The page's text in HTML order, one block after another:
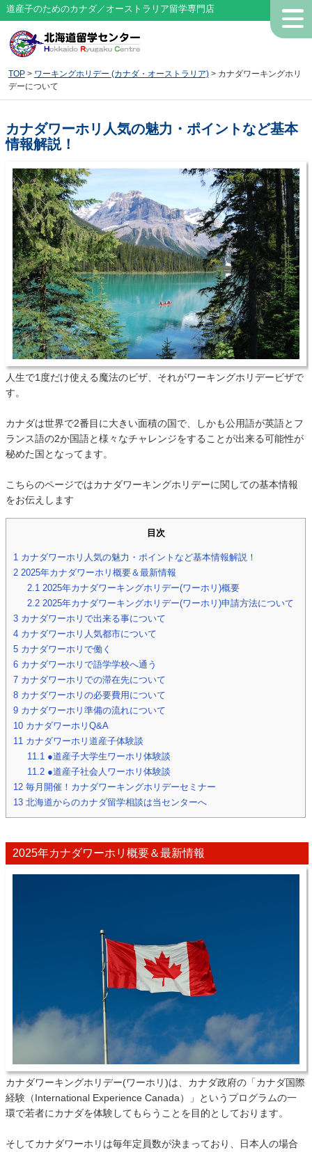
道産子のためのカナダ／オーストラリア留学専門店
TOP> ワーキングホリデー (カナダ・オーストラリア)> カナダワーキングホリ
デーについて
カナダワーホリ人気の魅力・ポイントなど基本
情報解説！
人生で1度だけ使える魔法のビザ、それがワーキングホリデービザで
す。
カナダは世界で2番目に大きい面積の国で、しかも公用語が英語とフ
ランス語の2か国語と様々なチャレンジをすることが出来る可能性が
秘めた国となってます。
こちらのページではカナダワーキングホリデーに関しての基本情報
をお伝えします
目次
1 カナダワーホリ人気の魅力・ポイントなど基本情報解説！
2 2025年カナダワーホリ概要＆最新情報
2.1 2025年カナダワーキングホリデー(ワーホリ)概要
2.2 2025年カナダワーキングホリデー(ワーホリ)申請方法について
3 カナダワーホリで出来る事について
4 カナダワーホリ人気都市について
5 カナダワーホリで働く
6 カナダワーホリで語学学校へ通う
7 カナダワーホリでの滞在先について
8 カナダワーホリの必要費用について
9 カナダワーホリ準備の流れについて
10 カナダワーホリQ&A
11 カナダワーホリ道産子体験談
11.1 ●道産子大学生ワーホリ体験談
11.2 ●道産子社会人ワーホリ体験談
12 毎月開催！カナダワーキングホリデーセミナー
13 北海道からのカナダ留学相談は当センターへ
2025年カナダワーホリ概要＆最新情報
カナダワーキングホリデー(ワーホリ)は、カナダ政府の「カナダ国際
経験（International Experience Canada）
」というプログラムの一
環で若者にカナダを体験してもらうことを目的としております。
そしてカナダワーホリは毎年定員数が決まっており、日本人の場合